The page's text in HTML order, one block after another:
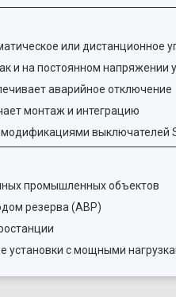
или дистанционное
и на постоянном напряжении
аварийное отключение
монтаж и интеграцию
выключателей
промышленных объектов
резерва (АВР)
установки с мощными